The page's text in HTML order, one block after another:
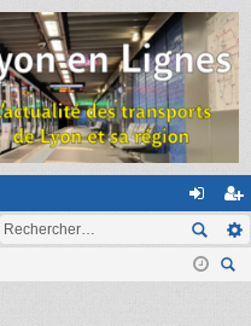
on
ne
ns
cri